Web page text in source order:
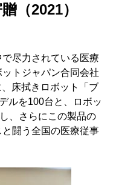
（2021）
尽力されている医療
トジャパン合同会社
床拭きロボット「ブ
ルを100台と、ロボッ
、さらにこの製品の
闘う全国の医療従事